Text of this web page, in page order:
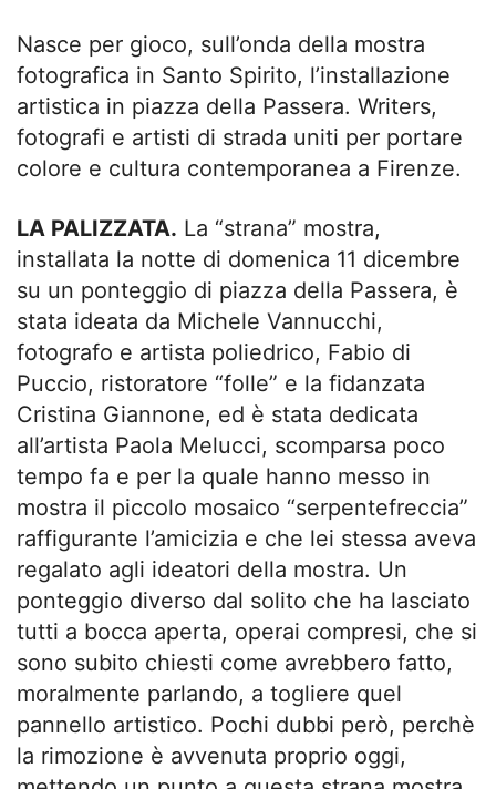
Nasce per gioco, sull’onda della mostra
fotografica in Santo Spirito, l’installazione
artistica in piazza della Passera. Writers,
fotografi e artisti di strada uniti per portare
colore e cultura contemporanea a Firenze.
LA PALIZZATA. La “strana” mostra,
installata la notte di domenica 11 dicembre
su un ponteggio di piazza della Passera, è
stata ideata da Michele Vannucchi,
fotografo e artista poliedrico, Fabio di
Puccio, ristoratore “folle” e la fidanzata
Cristina Giannone, ed è stata dedicata
all’artista Paola Melucci, scomparsa poco
tempo fa e per la quale hanno messo in
mostra il piccolo mosaico “serpentefreccia”
raffigurante l’amicizia e che lei stessa aveva
regalato agli ideatori della mostra. Un
ponteggio diverso dal solito che ha lasciato
tutti a bocca aperta, operai compresi, che si
sono subito chiesti come avrebbero fatto,
moralmente parlando, a togliere quel
pannello artistico. Pochi dubbi però, perchè
la rimozione è avvenuta proprio oggi,